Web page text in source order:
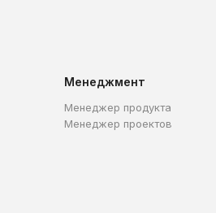
Менеджмент
Менеджер продукта
Менеджер проектов